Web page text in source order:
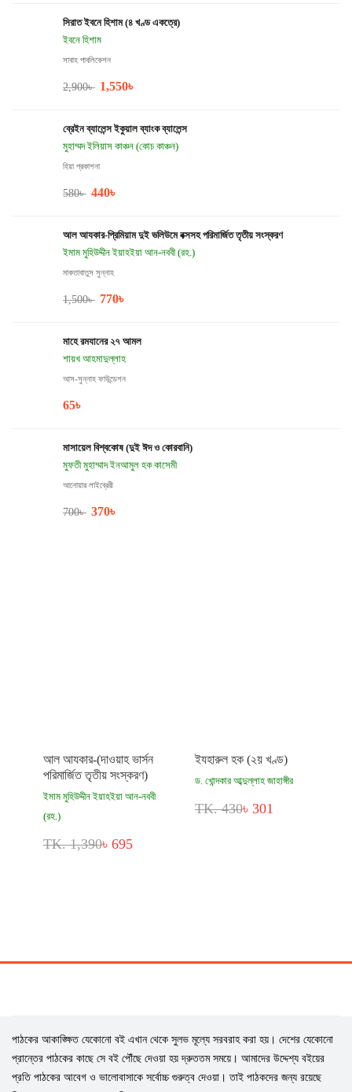
সিরাত ইবনে হিশাম (৪ খণ্ড একত্রে)
ইবনে হিশাম
সাবাহ পাবলিকেশন
2,900৳ 1,550৳
ব্রেইন ব্যালেন্স ইকুয়াল ব্যাংক ব্যালেন্স
মুহাম্মদ ইলিয়াস কাঞ্চন (কোচ কাঞ্চন)
হিয়া প্রকাশনা
580৳ 440৳
আল আযকার-প্রিমিয়াম দুই ভলিউমে বক্সসহ পরিমার্জিত তৃতীয় সংস্করণ
ইমাম মুহিউদ্দীন ইয়াহইয়া আন-নববী (রহ.)
মাকতাবাতুস সুন্নাহ
1,500৳ 770৳
মাহে রমযানের ২৭ আমল
শায়খ আহমাদুল্লাহ
আস-সুন্নাহ ফাউন্ডেশন
65৳
মাসায়েল বিশ্বকোষ (দুই ঈদ ও কোরবানি)
মুফতী মুহাম্মাদ ইনআমুল হক কাসেমী
আনোয়ার লাইব্রেরী
700৳ 370৳
আল আযকার-(দাওয়াহ ভার্সন
পরিমার্জিত তৃতীয় সংস্করণ)
ইমাম মুহিউদ্দীন ইয়াহইয়া আন-নববী
(রহ.)
TK. 1,390৳ 695
ইযহারুল হক (২য় খণ্ড)
ড. খোন্দকার আব্দুল্লাহ জাহাঙ্গীর
TK. 430৳ 301
পাঠকের আকাঙ্ক্ষিত যেকোনো বই এখান থেকে সুলভ মূল্যে সরবরাহ করা হয়। দেশের যেকোনো
প্রান্তের পাঠকের কাছে সে বই পৌঁছে দেওয়া হয় দ্রুততম সময়ে। আমাদের উদ্দেশ্য বইয়ের
প্রতি পাঠকের আবেগ ও ভালোবাসাকে সর্বোচ্চ গুরুত্ব দেওয়া। তাই পাঠকদের জন্য রয়েছে